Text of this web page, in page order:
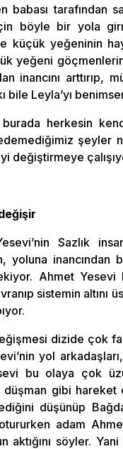
babası tarafından
böyle bir yola
küçük yeğeninin
yeğeni
inancını
bile Leyla’yı
herkesin
şeyler
değiştirmeye
Sazlık
yoluna inancından
Ahmet Yesevi
sistemin altını
dizide çok
yol
bu olaya çok
düşman gibi hareket
düşünüp
adam
aktığını söyler.